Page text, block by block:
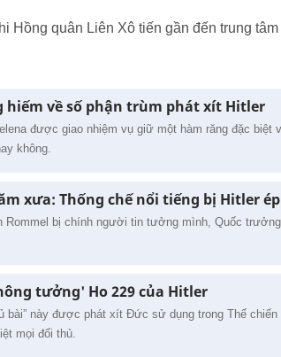
Hồng quân Liên Xô tiến gần đến trung
hiếm về số phận trùm phát xít Hitler
được giao nhiệm vụ giữ một hàm răng đặc biệt
không.
xưa: Thống chế nổi tiếng bị Hitler
Rommel bị chính người tin tưởng mình, Quốc
tưởng' Ho 229 của Hitler
bài” này được phát xít Đức sử dụng trong Thế
mọi đối thủ.